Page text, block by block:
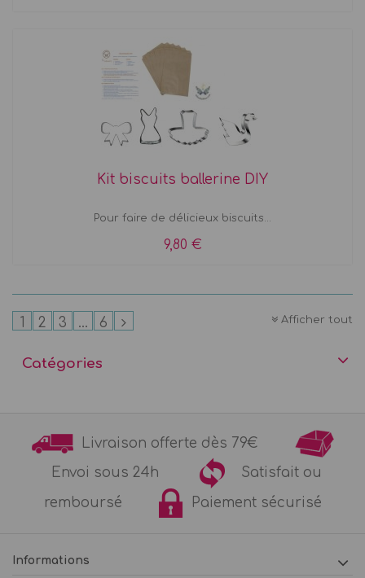
Kit biscuits ballerine DIY
Pour faire de délicieux biscuits...
9,80 €
Afficher tout
1 2 3 ... 6
Catégories
Livraison offerte dès 79€
Envoi sous 24h
Satisfait ou
remboursé
Paiement sécurisé
Informations